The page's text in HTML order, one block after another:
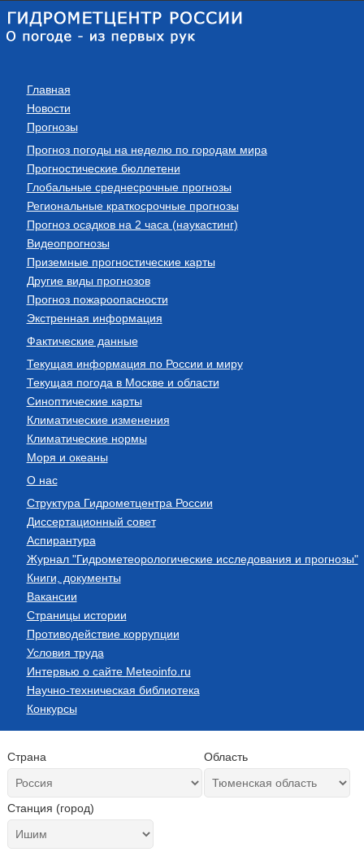
Главная
Новости
Прогнозы
Прогноз погоды на неделю по городам мира
Прогностические бюллетени
Глобальные среднесрочные прогнозы
Региональные краткосрочные прогнозы
Прогноз осадков на 2 часа (наукастинг)
Видеопрогнозы
Приземные прогностические карты
Другие виды прогнозов
Прогноз пожароопасности
Экстренная информация
Фактические данные
Текущая информация по России и миру
Текущая погода в Москве и области
Синоптические карты
Климатические изменения
Климатические нормы
Моря и океаны
О нас
Структура Гидрометцентра России
Диссертационный совет
Аспирантура
Журнал "Гидрометеорологические исследования и прогнозы"
Книги, документы
Вакансии
Страницы истории
Противодействие коррупции
Условия труда
Интервью о сайте Meteoinfo.ru
Научно-техническая библиотека
Конкурсы
Страна Область
Станция (город)